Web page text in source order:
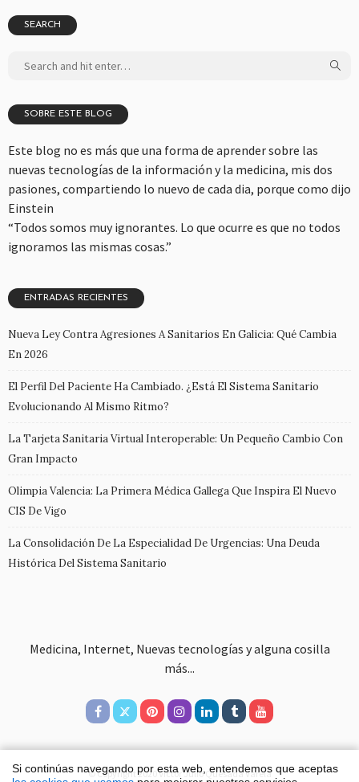
SEARCH
SOBRE ESTE BLOG
Este blog no es más que una forma de aprender sobre las
nuevas tecnologías de la información y la medicina, mis dos
pasiones, compartiendo lo nuevo de cada dia, porque como dijo
Einstein
“Todos somos muy ignorantes. Lo que ocurre es que no todos
ignoramos las mismas cosas.”
ENTRADAS RECIENTES
Nueva Ley Contra Agresiones A Sanitarios En Galicia: Qué Cambia
En 2026
El Perfil Del Paciente Ha Cambiado. ¿Está El Sistema Sanitario
Evolucionando Al Mismo Ritmo?
La Tarjeta Sanitaria Virtual Interoperable: Un Pequeño Cambio Con
Gran Impacto
Olimpia Valencia: La Primera Médica Gallega Que Inspira El Nuevo
CIS De Vigo
La Consolidación De La Especialidad De Urgencias: Una Deuda
Histórica Del Sistema Sanitario
Medicina, Internet, Nuevas tecnologías y alguna cosilla
más...
© Copyright 2020 Víctor Julio Quesada Varela
Si continúas navegando por esta web, entendemos que aceptas